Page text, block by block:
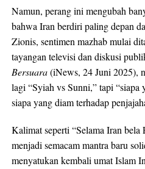
Namun, perang ini mengubah
bahwa Iran berdiri paling depan
Zionis, sentimen mazhab mulai
tayangan televisi dan diskusi
Bersuara(iNews, 24 Juni 2025),
lagi “Syiah vs Sunni,” tapi “siapa
siapa yang diam terhadap
Kalimat seperti “Selama Iran bela
menjadi semacam mantra baru
menyatukan kembali umat Islam